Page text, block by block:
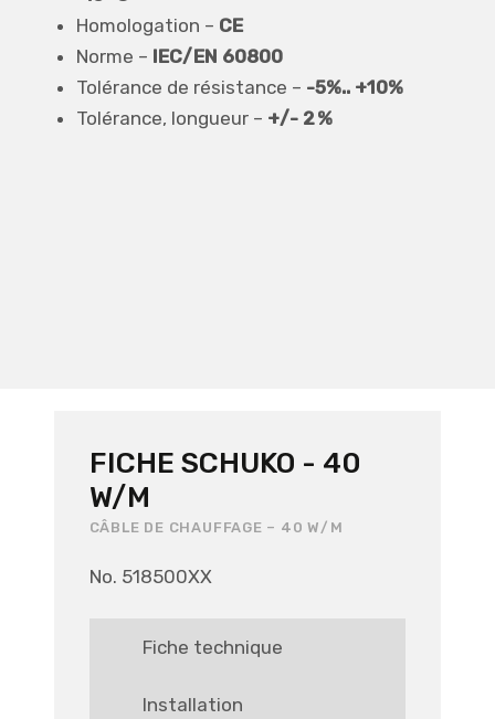
Homologation – CE
Norme – IEC/EN 60800
Tolérance de résistance – -5%.. +10%
Tolérance, longueur – +/- 2 %
FICHE SCHUKO - 40
W/M
CÂBLE DE CHAUFFAGE – 40 W/M
No. 518500XX
Fiche technique
Installation